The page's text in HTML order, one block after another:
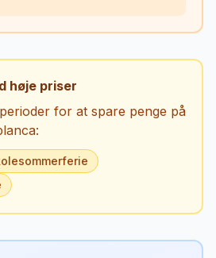
høje priser
for at spare penge på
: